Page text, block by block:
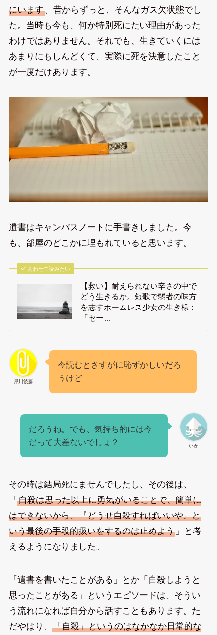
にいます。昔からずっと、そんなガス欠状態でし
た。当時も今も、何か特別死にたい理由があった
わけではありません。それでも、生きていくには
あまりにもしんどくて、実際に死を決意したこと
が一度だけあります。
遺書はキャンパスノートに手書きしました。今
も、部屋のどこかに埋もれていると思います。
あわせて読みたい
【救い】耐えられない辛さの中で
どう生きるか。短歌で弱者の味方
を志すホームレス少女の生き様：
『セー…
犀川後藤
今読むとさすがに恥ずかしいだろ
うけど
いか
だろうね。でも、気持ち的には今
だって大差ないでしょ？
その時は結局死にませんでしたし、その後は、
「 自殺は思った以上に勇気がいることで、簡単に
はできないから、『どうせ自殺すればいいや』と
いう最後の手段的扱いをするのは止めよう」と考
えるようになりました。
「遺書を書いたことがある」とか「自殺しようと
思ったことがある」というエピソードは、そうい
う流れになれば自分から話すこともあります。た
だやはり、 「自殺」というのはなかなか日常的な